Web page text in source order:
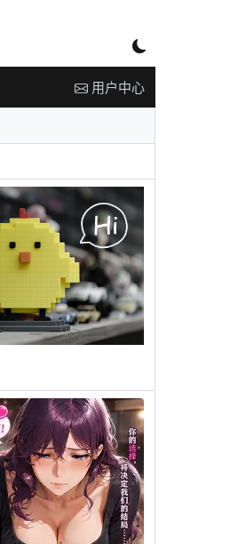
用户中心